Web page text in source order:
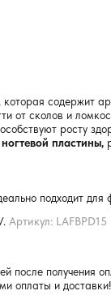
которая содержит
от сколов и
росту
пластины,
подходит
Артикул: LAFBPD15
после получения
оплаты и